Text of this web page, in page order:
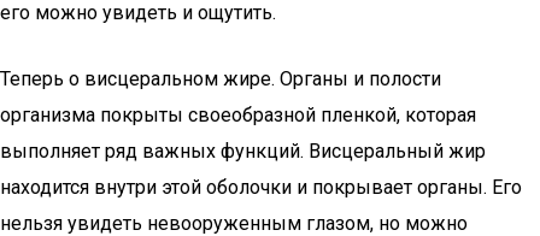
его можно увидеть и ощутить.
Теперь о висцеральном жире. Органы и полости
организма покрыты своеобразной пленкой, которая
выполняет ряд важных функций. Висцеральный жир
находится внутри этой оболочки и покрывает органы. Его
нельзя увидеть невооруженным глазом, но можно